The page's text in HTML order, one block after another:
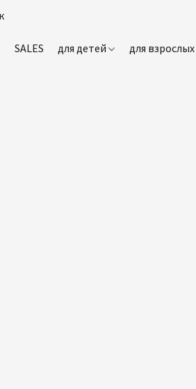
SALES для детей для